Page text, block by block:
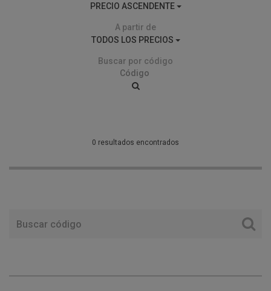
PRECIO ASCENDENTE
A partir de
TODOS LOS PRECIOS
Buscar por código
0 resultados encontrados